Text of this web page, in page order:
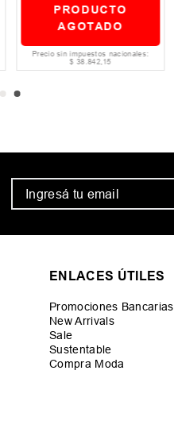
PRODUCTO
AGOTADO
Precio sin impuestos nacionales:
$ 38.842,15
ENLACES ÚTILES
Promociones Bancarias
New Arrivals
Sale
Sustentable
Compra Moda